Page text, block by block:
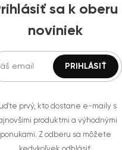
sa k oberu
noviniek
prvý, kto dostane e-maily s
produktmi a výhodnými
ponukami. Z odberu sa môžete